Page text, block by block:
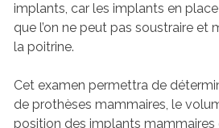
implants, car les implants en
que l’on ne peut pas soustraire et
la poitrine.
Cet examen permettra de
de prothèses mammaires, le
position des implants mammaires